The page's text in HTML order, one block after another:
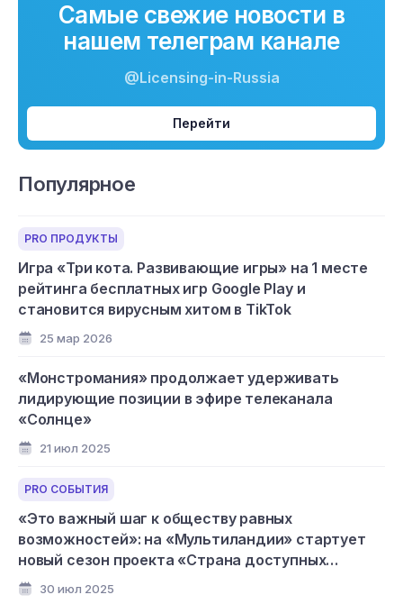
Самые свежие новости в
нашем телеграм канале
@Licensing-in-Russia
Перейти
Популярное
PRO ПРОДУКТЫ
Игра «Три кота. Развивающие игры» на 1 месте
рейтинга бесплатных игр Google Play и
становится вирусным хитом в TikTok
25 мар 2026
«Монстромания» продолжает удерживать
лидирующие позиции в эфире телеканала
«Солнце»
21 июл 2025
PRO СОБЫТИЯ
«Это важный шаг к обществу равных
возможностей»: на «Мультиландии» стартует
новый сезон проекта «Страна доступных
мультфильмов»
30 июл 2025